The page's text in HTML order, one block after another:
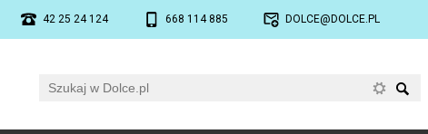
42 25 24 124 668 114 885 DOLCE@DOLCE.PL